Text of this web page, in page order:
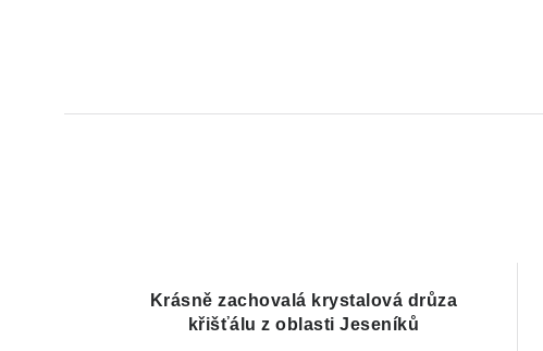
Krásně zachovalá krystalová drůza
křišťálu z oblasti Jeseníků